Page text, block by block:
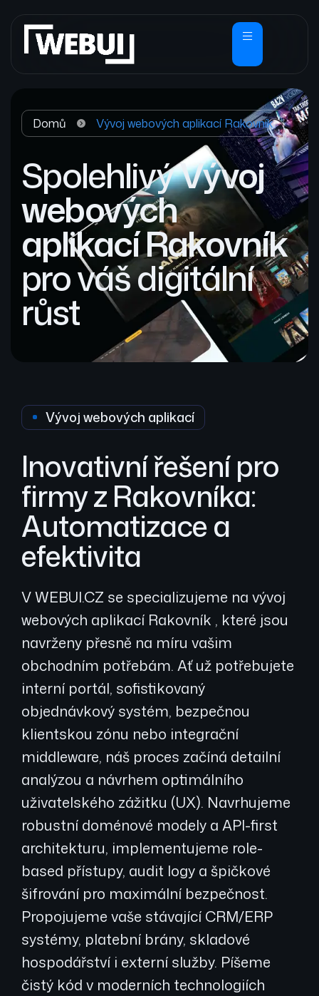
Domů Vývoj webových aplikací Rakovník
SpolehlivýVývoj
webových
aplikací Rakovník
pro váš digitální
růst
Vývoj webových aplikací
Inovativní řešení pro
firmy z Rakovníka:
Automatizace a
efektivita
V WEBUI.CZ se specializujeme na vývoj
webových aplikací Rakovník , které jsou
navrženy přesně na míru vašim
obchodním potřebám. Ať už potřebujete
interní portál, sofistikovaný
objednávkový systém, bezpečnou
klientskou zónu nebo integrační
middleware, náš proces začíná detailní
analýzou a návrhem optimálního
uživatelského zážitku (UX). Navrhujeme
robustní doménové modely a API-first
architekturu, implementujeme role-
based přístupy, audit logy a špičkové
šifrování pro maximální bezpečnost.
Propojujeme vaše stávající CRM/ERP
systémy, platební brány, skladové
hospodářství i externí služby. Píšeme
čistý kód v moderních technologiích